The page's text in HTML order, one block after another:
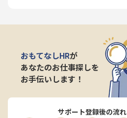
おもてなしHRが
あなたのお仕事探しを
お手伝いします！
サポート登録後の流れ